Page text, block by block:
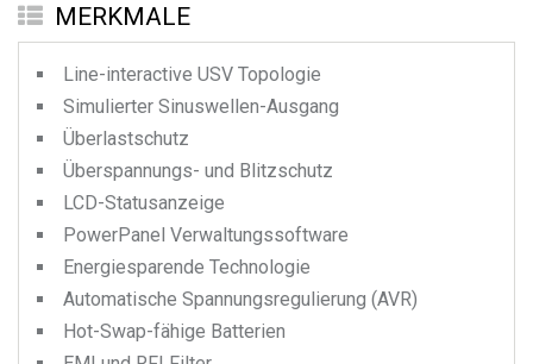
MERKMALE
Line-interactive USV Topologie
Simulierter Sinuswellen-Ausgang
Überlastschutz
Überspannungs- und Blitzschutz
LCD-Statusanzeige
PowerPanel Verwaltungssoftware
Energiesparende Technologie
Automatische Spannungsregulierung (AVR)
Hot-Swap-fähige Batterien